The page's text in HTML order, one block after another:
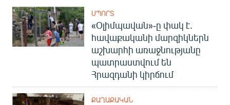
ՍՊՈՐՏ
«Օլիմպավան»-ը փակ է.
հավաքականի մարզիկներն
աշխարհի առաջնությանը
պատրաստվում են
Հրազդանի կիրճում
ՔԱՂԱՔԱԿԱՆ